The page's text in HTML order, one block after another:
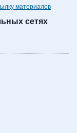
материалов
сетях